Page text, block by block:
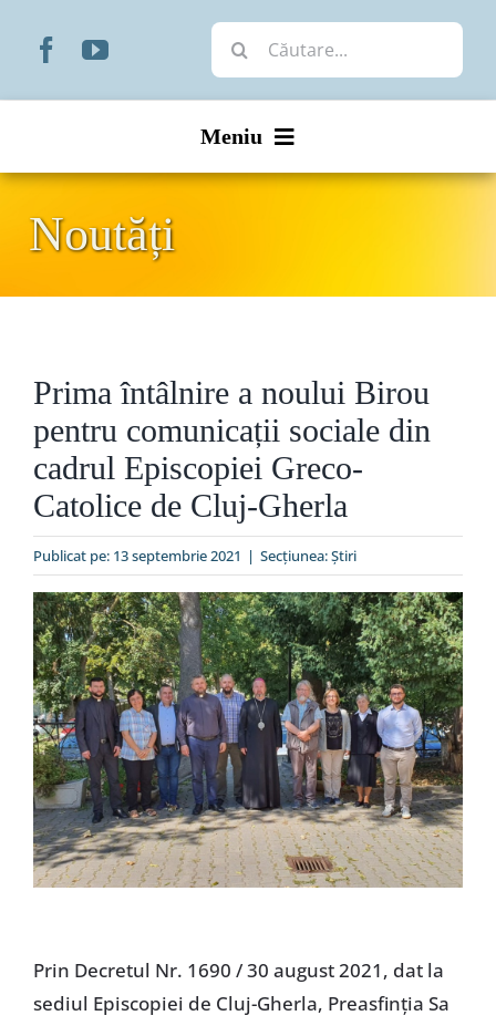
Cautare...
Meniu
Organizare
Liturgic
Special
Noutăți
Prima întâlnire a noului Birou
pentru comunicații sociale din
cadrul Episcopiei Greco-
Catolice de Cluj-Gherla
Publicat pe: 13 septembrie 2021 | Secțiunea:Ştiri
Prin Decretul Nr. 1690 / 30 august 2021, dat la
sediul Episcopiei de Cluj-Gherla, Preasfinția Sa